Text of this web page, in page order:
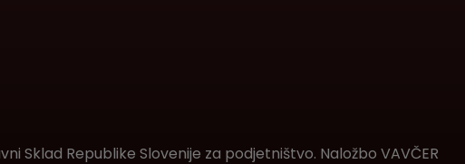
Sklad Republike Slovenije za podjetništvo. Naložbo VAVČER